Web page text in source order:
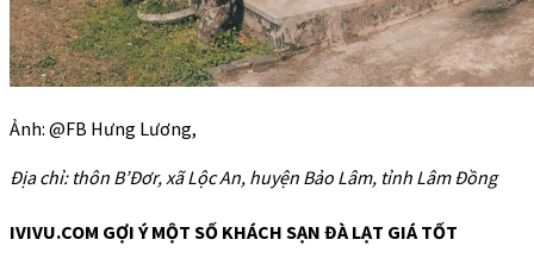
Ảnh: @FB Hưng Lương,
Địa chỉ: thôn B’Đơr, xã Lộc An, huyện Bảo Lâm, tỉnh Lâm Đồng
IVIVU.COM GỢI Ý MỘT SỐ KHÁCH SẠN ĐÀ LẠT GIÁ TỐT